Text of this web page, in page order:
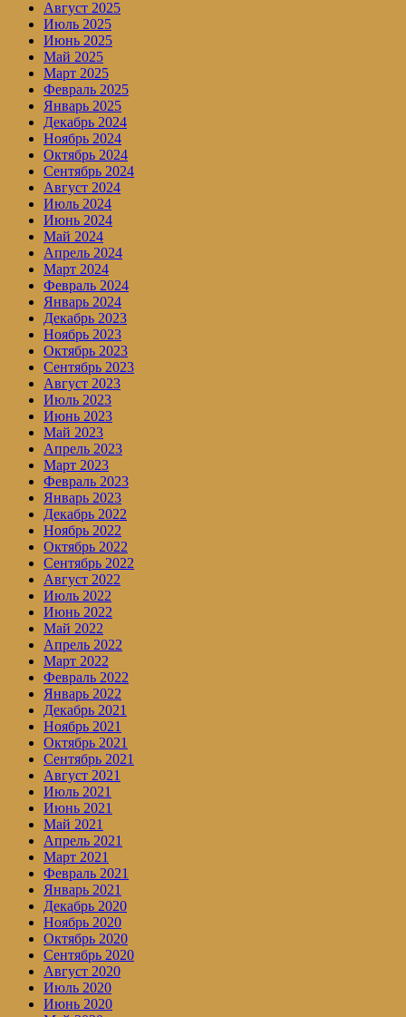
Август 2025
Июль 2025
Июнь 2025
Май 2025
Март 2025
Февраль 2025
Январь 2025
Декабрь 2024
Ноябрь 2024
Октябрь 2024
Сентябрь 2024
Август 2024
Июль 2024
Июнь 2024
Май 2024
Апрель 2024
Март 2024
Февраль 2024
Январь 2024
Декабрь 2023
Ноябрь 2023
Октябрь 2023
Сентябрь 2023
Август 2023
Июль 2023
Июнь 2023
Май 2023
Апрель 2023
Март 2023
Февраль 2023
Январь 2023
Декабрь 2022
Ноябрь 2022
Октябрь 2022
Сентябрь 2022
Август 2022
Июль 2022
Июнь 2022
Май 2022
Апрель 2022
Март 2022
Февраль 2022
Январь 2022
Декабрь 2021
Ноябрь 2021
Октябрь 2021
Сентябрь 2021
Август 2021
Июль 2021
Июнь 2021
Май 2021
Апрель 2021
Март 2021
Февраль 2021
Январь 2021
Декабрь 2020
Ноябрь 2020
Октябрь 2020
Сентябрь 2020
Август 2020
Июль 2020
Июнь 2020